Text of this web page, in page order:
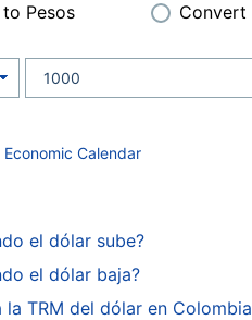
Pesos Convert
Economic Calendar
el dólar sube?
el dólar baja?
la TRM del dólar en